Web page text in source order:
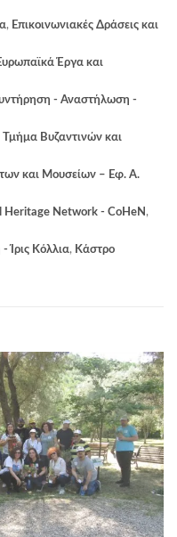
, Επικοινωνιακές Δράσεις και
Έργα και
- Αναστήλωση -
Τμήμα Βυζαντινών και
και Μουσείων – Εφ. Α.
Heritage Network - CoHeN ,
Ίρις Κόλλια, Κάστρο